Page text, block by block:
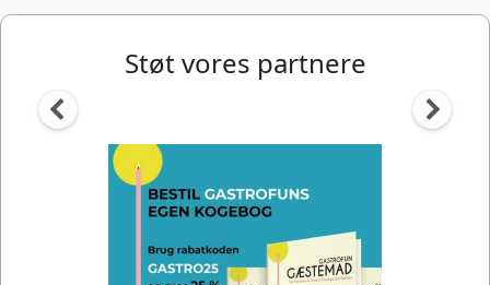
Støt vores partnere